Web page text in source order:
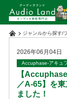
ジャンルから探す/
2026年06月04日
Accuphase-アキュ
【
／A-65】を
ました！